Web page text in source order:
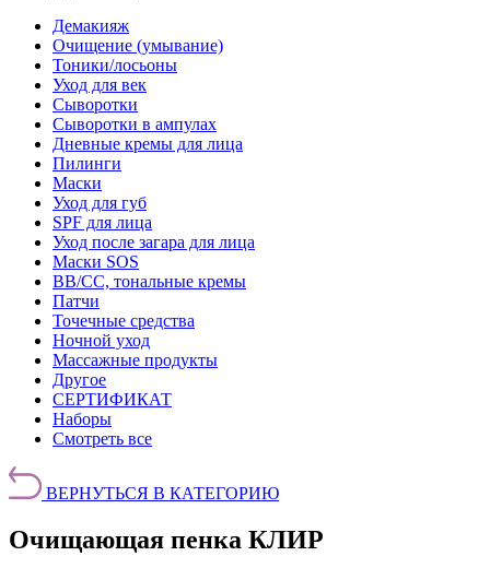
Демакияж
Очищение (умывание)
Тоники/лосьоны
Уход для век
Сыворотки
Сыворотки в ампулах
Дневные кремы для лица
Пилинги
Маски
Уход для губ
SPF для лица
Уход после загара для лица
Маски SOS
BB/CC, тональные кремы
Патчи
Точечные средства
Ночной уход
Массажные продукты
Другое
СЕРТИФИКАТ
Наборы
Смотреть все
ВЕРНУТЬСЯ В КАТЕГОРИЮ
Очищающая пенка КЛИР